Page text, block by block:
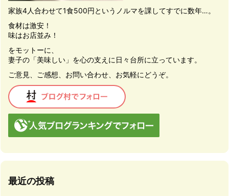
家族4人合わせて1食500円というノルマを課してすでに数年…。
食材は激安！
味はお店並み！
をモットーに、
妻子の「美味しい」を心の支えに日々台所に立っています。
ご意見、ご感想、お問い合わせ、お気軽にどうぞ。
最近の投稿